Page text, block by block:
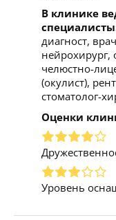
В клинике
диагност,
нейрохирург,
челюстно-
(окулист),
стоматолог-
Оценки
Уровень